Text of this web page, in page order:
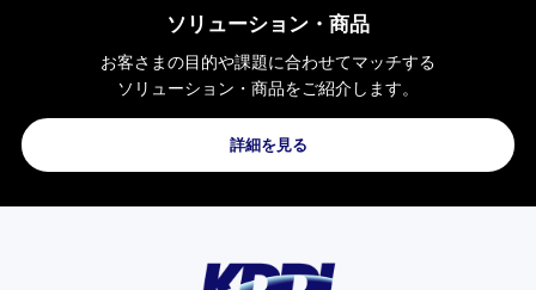
ソリューション・ 商品
お客さまの目的や課題に合わせてマッチする
ソリューション・商品をご紹介します。
詳細を見る